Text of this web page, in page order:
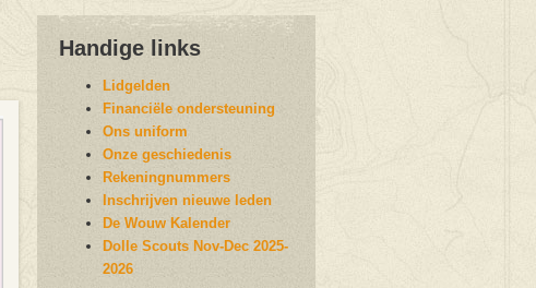
Handige links
Lidgelden
Financiële ondersteuning
Ons uniform
Onze geschiedenis
Rekeningnummers
Inschrijven nieuwe leden
De Wouw Kalender
Dolle Scouts Nov-Dec 2025-
2026